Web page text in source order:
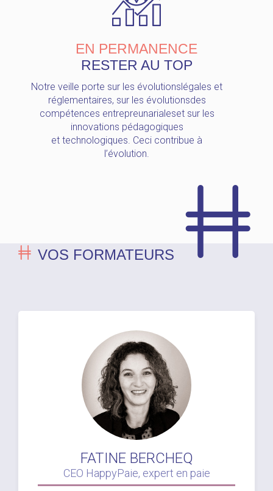
EN PERMANENCE
RESTER AU TOP
Notre veille porte sur les évolutionslégales et
réglementaires, sur les évolutionsdes
compétences entrepreunarialeset sur les
innovations pédagogiques
et technologiques. Ceci contribue à
l’évolution.
VOS FORMATEURS
FATINE BERCHEQ
CEO HappyPaie, expert en paie